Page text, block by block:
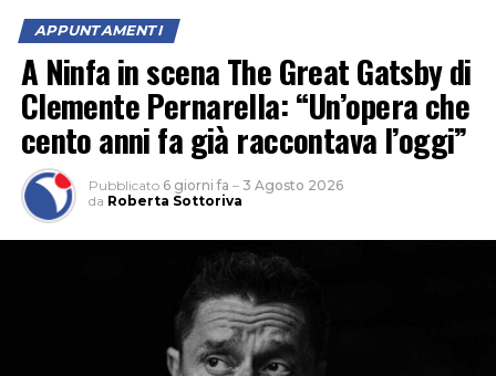
APPUNTAMENTI
A Ninfa in scena The Great Gatsby di
Clemente Pernarella: “Un’opera che
cento anni fa già raccontava l’oggi”
Pubblicato 6 giorni fa – 3 Agosto 2026
da Roberta Sottoriva